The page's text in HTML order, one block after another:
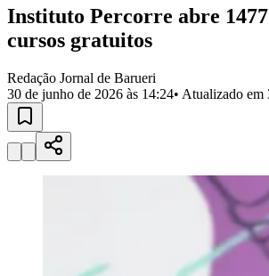
Selecione sua regiãoPara notícias da sua região
JubranBelvalBethavilleBoa
VistaCalifórnia CarapicuíbaCentroChácaras
Região
Militar
Califórnia Jardim dos Altos
Esperança Jardim Graziela
Jardim PaulistaJardim
Jardim São Silvestre
Nova Aldeinha
Parque Santa Luzia
Santana de
SilveiraTamboré Vale do Sol Vila
Instituto Percorre abre
cursos gratuitos
Redação Jornal de Barueri
30 de junho de 2026 às 14:24• Atualizado em